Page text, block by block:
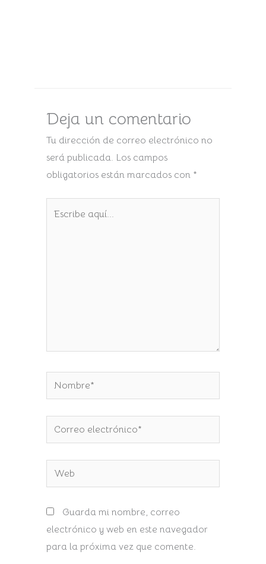
Deja un comentario
Tu dirección de correo electrónico no
será publicada. Los campos
obligatorios están marcados con *
Nombre*
Correo
electrónico*
Web
Guarda mi nombre, correo
electrónico y web en este navegador
para la próxima vez que comente.